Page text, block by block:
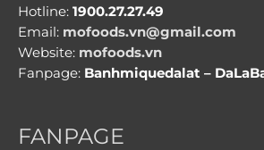
Hotline: 1900.27.27.49
Email: mofoods.vn@gmail.com
Website: mofoods.vn
Fanpage: Banhmiquedalat –
FANPAGE